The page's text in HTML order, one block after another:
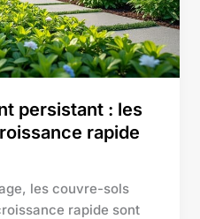
persistant : les
rapide
les couvre-sols
rapide sont